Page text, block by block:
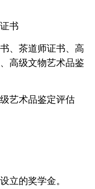
书
、茶道师证书、高
高级文物艺术品鉴
艺术品鉴定评估
立的奖学金。